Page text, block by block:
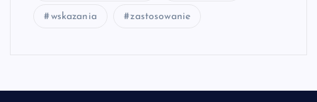
wskazania zastosowanie